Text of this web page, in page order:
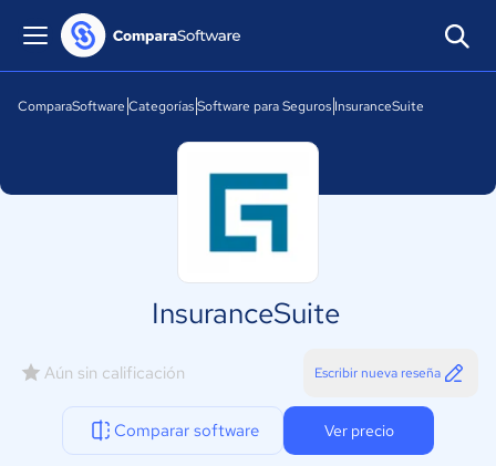
ComparaSoftware CategoríasSoftware para Seguros InsuranceSuite
InsuranceSuite
Aún sin calificación Escribir nueva reseña
Comparar software Ver precio